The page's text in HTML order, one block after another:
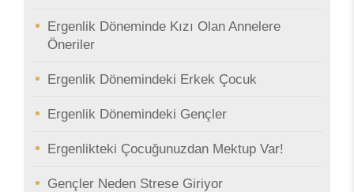
Ergenlik Döneminde Kızı Olan Annelere
Öneriler
Ergenlik Dönemindeki Erkek Çocuk
Ergenlik Dönemindeki Gençler
Ergenlikteki Çocuğunuzdan Mektup Var!
Gençler Neden Strese Giriyor